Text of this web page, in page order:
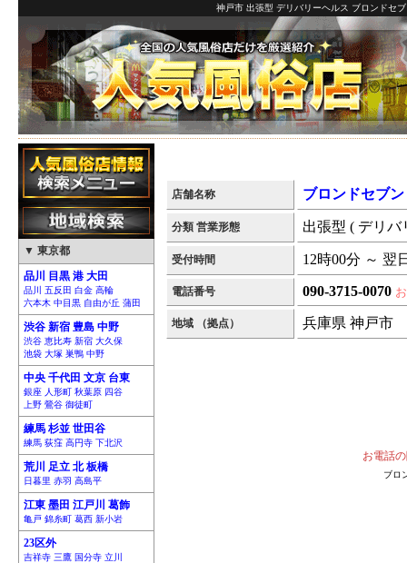
神戸市 出張型 デリバリーヘルス ブロンドセ
▼ 東京都
品川 目黒 港 大田
品川 五反田 白金 高輪
六本木 中目黒 自由が丘 蒲田
渋谷 新宿 豊島 中野
渋谷 恵比寿 新宿 大久保
池袋 大塚 巣鴨 中野
中央 千代田 文京 台東
銀座 人形町 秋葉原 四谷
上野 鶯谷 御徒町
練馬 杉並 世田谷
練馬 荻窪 高円寺 下北沢
荒川 足立 北 板橋
日暮里 赤羽 高島平
江東 墨田 江戸川 葛飾
亀戸 錦糸町 葛西 新小岩
23区外
吉祥寺 三鷹 国分寺 立川
店舗名称 ブロンドセブン
分類 営業形態 出張型 ( デリバ
受付時間 12時00分 ～ 翌
電話番号 090-3715-0070
地域 （拠点） 兵庫県 神戸市
お電話
ブロ